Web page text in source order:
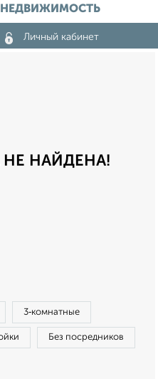
Личный кабинет
НАЙДЕНА!
3‑комнатные
Без посредников